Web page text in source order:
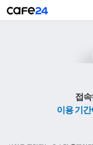
접
이용 기